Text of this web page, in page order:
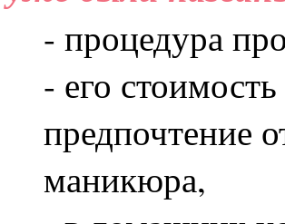
- процедура
- его
предпочтение
маникюра,